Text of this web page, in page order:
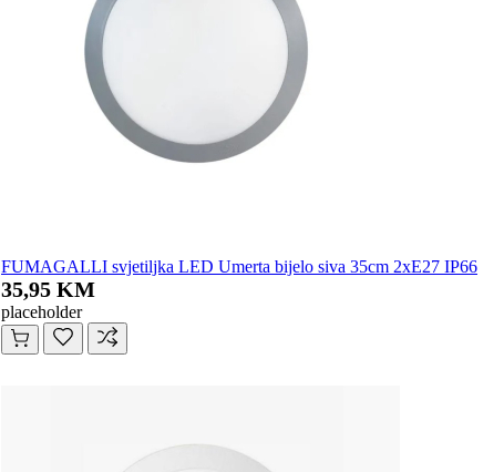
FUMAGALLI svjetiljka LED Umerta bijelo siva 35cm 2xE27 IP66
35,95 KM
placeholder